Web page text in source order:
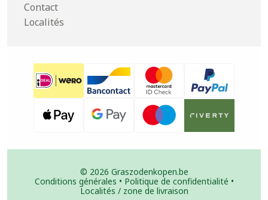
Contact
Localités
© 2026 Graszodenkopen.be
Conditions générales • Politique de confidentialité •
Localités / zone de livraison